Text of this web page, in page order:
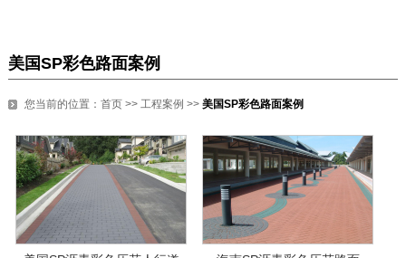
美国SP彩色路面案例
您当前的位置： 首页>> 工程案例 >> 美国SP彩色路面案例